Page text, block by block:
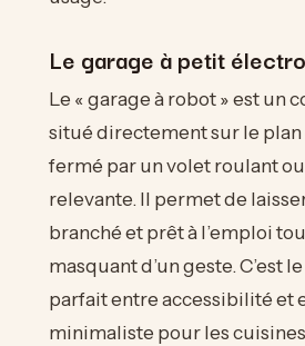
Le garage à petit
Le « garage à robot » est un
situé directement sur le plan
fermé par un volet roulant
relevante. Il permet de
branché et prêt à l’emploi
masquant d’un geste. C’est
parfait entre accessibilité et
minimaliste pour les